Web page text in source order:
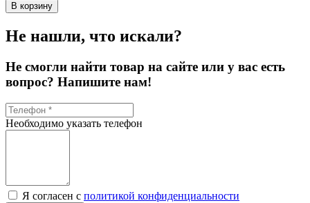
В корзину
Не нашли, что искали?
Не смогли найти товар на сайте или у вас есть
вопрос? Напишите нам!
Необходимо указать телефон
Я согласен с политикой конфиденциальности